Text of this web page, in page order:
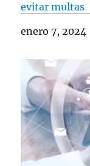
evitar multas
Fecha
enero 7, 2024